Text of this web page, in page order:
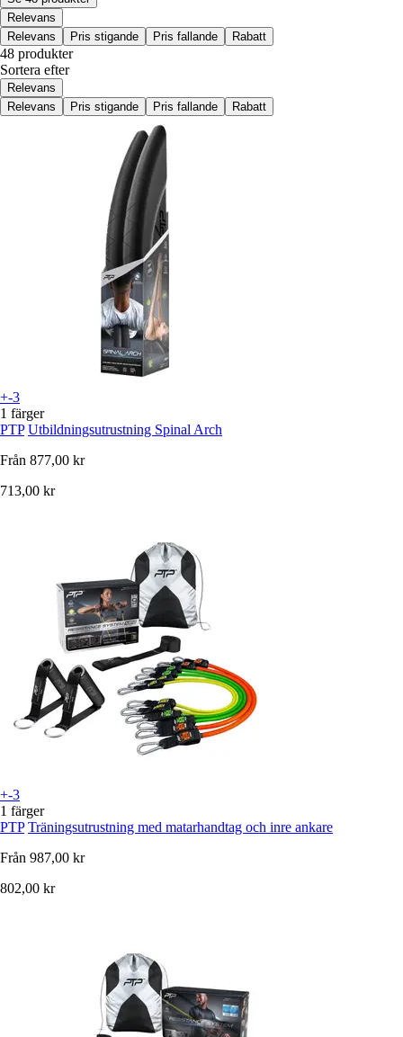
Relevans
Relevans
Pris stigande Pris fallande Rabatt
48 produkter
Sortera efter
Relevans
Relevans
Pris stigande Pris fallande Rabatt
+-3
1 färger
PTP Utbildningsutrustning Spinal Arch
Från 877,00 kr
713,00 kr
+-3
1 färger
PTP Träningsutrustning med matarhandtag och inre ankare
Från 987,00 kr
802,00 kr